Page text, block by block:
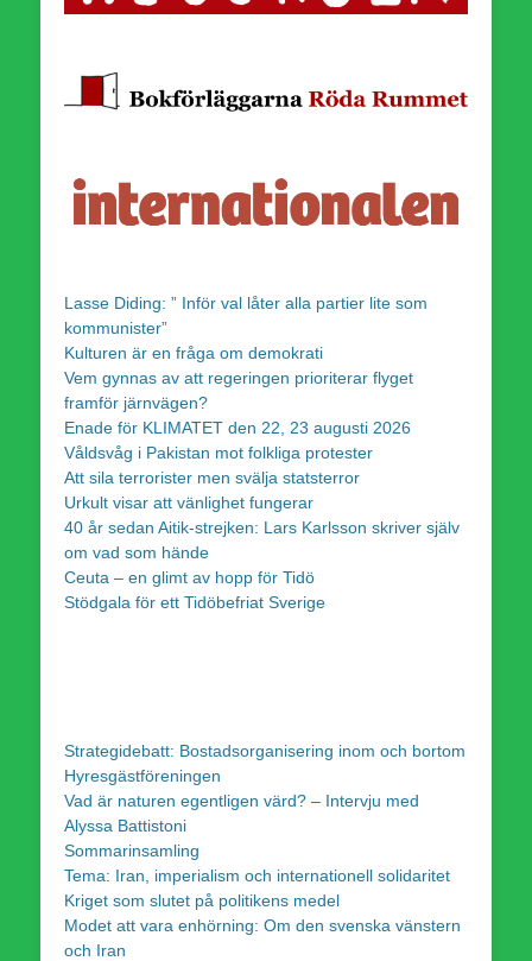
Lasse Diding: ” Inför val låter alla partier lite som
kommunister”
Kulturen är en fråga om demokrati
Vem gynnas av att regeringen prioriterar flyget
framför järnvägen?
Enade för KLIMATET den 22, 23 augusti 2026
Våldsvåg i Pakistan mot folkliga protester
Att sila terrorister men svälja statsterror
Urkult visar att vänlighet fungerar
40 år sedan Aitik-strejken: Lars Karlsson skriver själv
om vad som hände
Ceuta – en glimt av hopp för Tidö
Stödgala för ett Tidöbefriat Sverige
Strategidebatt: Bostadsorganisering inom och bortom
Hyresgästföreningen
Vad är naturen egentligen värd? – Intervju med
Alyssa Battistoni
Sommarinsamling
Tema: Iran, imperialism och internationell solidaritet
Kriget som slutet på politikens medel
Modet att vara enhörning: Om den svenska vänstern
och Iran